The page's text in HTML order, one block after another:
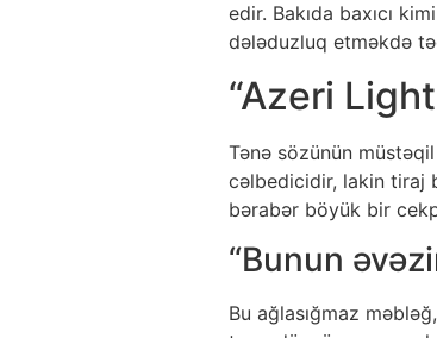
edir. Bakıda baxıcı
dələduzluq etməkdə
“Azeri
Tənə sözünün
cəlbedicidir, lakin tiraj
bərabər böyük bir
“Bunun
Bu ağlasığmaz